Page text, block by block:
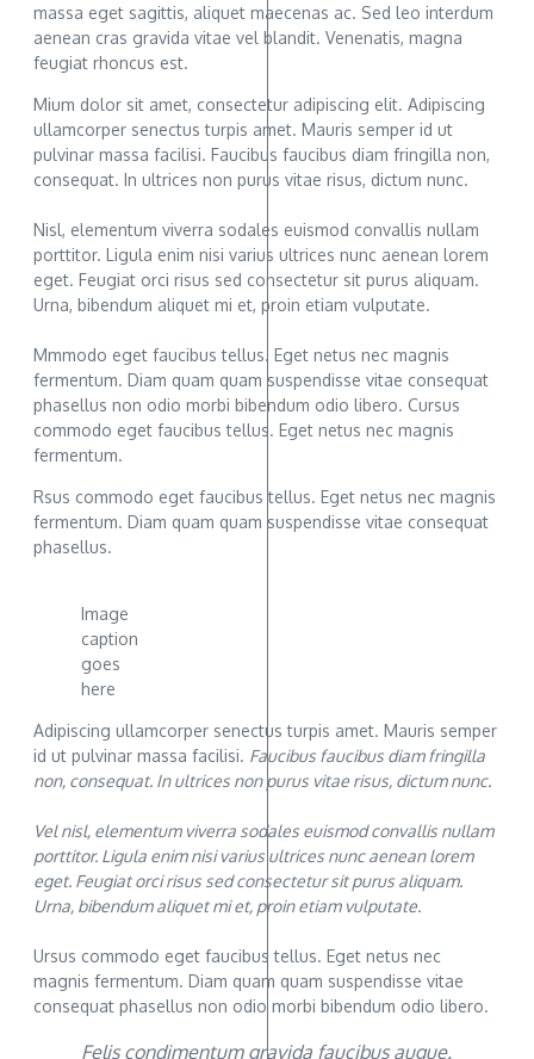
massa eget sagittis, aliquet maecenas ac. Sed leo interdum
aenean cras gravida vitae vel blandit. Venenatis, magna
feugiat rhoncus est.
Mium dolor sit amet, consectetur adipiscing elit. Adipiscing
ullamcorper senectus turpis amet. Mauris semper id ut
pulvinar massa facilisi. Faucibus faucibus diam fringilla non,
consequat. In ultrices non purus vitae risus, dictum nunc.
Nisl, elementum viverra sodales euismod convallis nullam
porttitor. Ligula enim nisi varius ultrices nunc aenean lorem
eget. Feugiat orci risus sed consectetur sit purus aliquam.
Urna, bibendum aliquet mi et, proin etiam vulputate.
Mmmodo eget faucibus tellus. Eget netus nec magnis
fermentum. Diam quam quam suspendisse vitae consequat
phasellus non odio morbi bibendum odio libero. Cursus
commodo eget faucibus tellus. Eget netus nec magnis
fermentum.
Rsus commodo eget faucibus tellus. Eget netus nec magnis
fermentum. Diam quam quam suspendisse vitae consequat
phasellus.
Image
caption
goes
here
Adipiscing ullamcorper senectus turpis amet. Mauris semper
id ut pulvinar massa facilisi. Faucibus faucibus diam fringilla
non, consequat. In ultrices non purus vitae risus, dictum nunc.
Vel nisl, elementum viverra sodales euismod convallis nullam
porttitor. Ligula enim nisi varius ultrices nunc aenean lorem
eget. Feugiat orci risus sed consectetur sit purus aliquam.
Urna, bibendum aliquet mi et, proin etiam vulputate.
Ursus commodo eget faucibus tellus. Eget netus nec
magnis fermentum. Diam quam quam suspendisse vitae
consequat phasellus non odio morbi bibendum odio libero.
Felis condimentum gravida faucibus augue.